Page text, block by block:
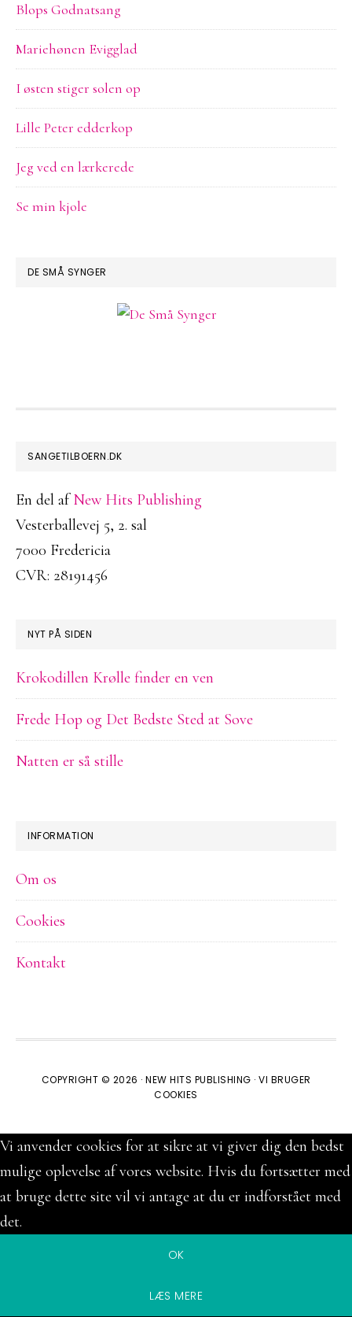
Blops Godnatsang
Mariehønen Evigglad
I østen stiger solen op
Lille Peter edderkop
Jeg ved en lærkerede
Se min kjole
DE SMÅ SYNGER
FOOTER
SANGETILBOERN.DK
En del afNew Hits Publishing
Vesterballevej 5, 2. sal
7000 Fredericia
CVR: 28191456
NYT PÅ SIDEN
Krokodillen Krølle finder en ven
Frede Hop og Det Bedste Sted at Sove
Natten er så stille
INFORMATION
Om os
Cookies
Kontakt
COPYRIGHT © 2026 · NEW HITS PUBLISHING · VI BRUGER
COOKIES
Vi anvender cookies for at sikre at vi giver dig den bedst
mulige oplevelse af vores website. Hvis du fortsætter med
at bruge dette site vil vi antage at du er indforstået med
det.
OK
LÆS MERE